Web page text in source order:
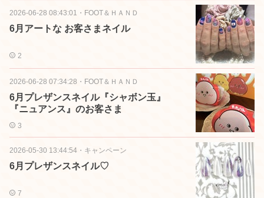
2026-06-28 08:43:01 ・ FOOT＆ＨＡＮＤ
6月アートな お客さまネイル
2
2026-06-28 07:34:28 ・ FOOT＆ＨＡＮＤ
6月プレザンスネイル『シャボン玉』
『ニュアンス』のお客さま
3
2026-05-30 13:44:54 ・ キャンペーン
6月プレザンスネイル♡
7